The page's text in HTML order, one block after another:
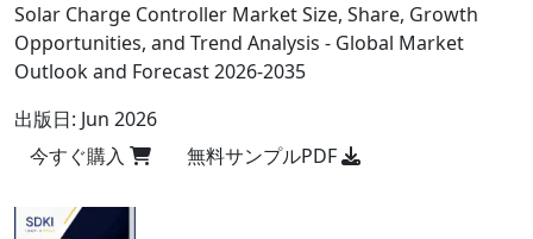
Solar Charge Controller Market Size, Share, Growth
Opportunities, and Trend Analysis - Global Market
Outlook and Forecast 2026-2035
出版日: Jun 2026
今すぐ購入
無料サンプルPDF